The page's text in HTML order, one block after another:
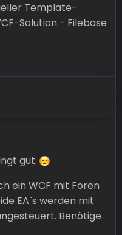
Template-
Solution - Filebase
gut.
ein WCF mit Foren
EA`s werden mit
Benötige